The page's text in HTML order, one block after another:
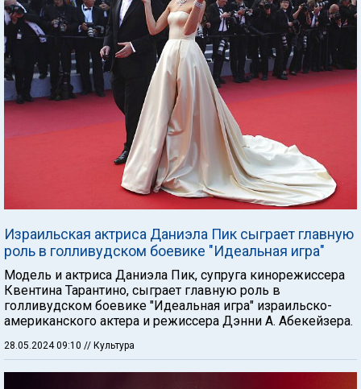
Израильская актриса Даниэла Пик сыграет главную
роль в голливудском боевике "Идеальная игра"
Модель и актриса Даниэла Пик, супруга кинорежиссера
Квентина Тарантино, сыграет главную роль в
голливудском боевике "Идеальная игра" израильско-
американского актера и режиссера Дэнни А. Абекейзера.
28.05.2024 09:10 // Культура